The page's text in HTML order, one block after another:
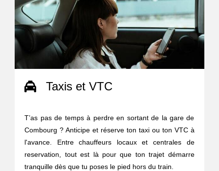
Taxis et VTC
T’as pas de temps à perdre en sortant de la gare de
Combourg ? Anticipe et réserve ton taxi ou ton VTC à
l'avance. Entre chauffeurs locaux et centrales de
reservation, tout est là pour que ton trajet démarre
tranquille dès que tu poses le pied hors du train.